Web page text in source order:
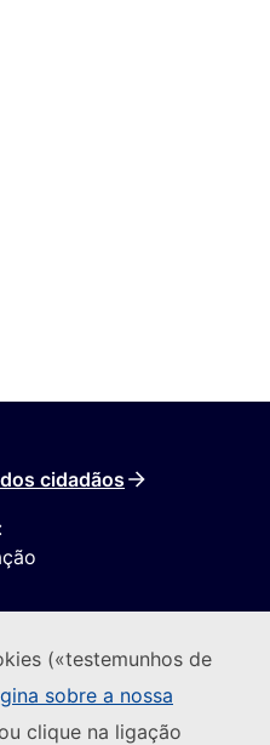
(«testemunhos de
sobre a nossa
clique na ligação
cidadãos